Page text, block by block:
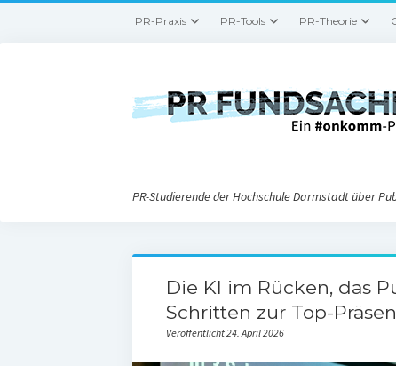
PR-Praxis PR-Tools PR-Theorie
PR-Studierende der Hochschule Darmstadt über
Die KI im Rücken, das
Schritten zur Top-
Veröffentlicht 24. April 2026